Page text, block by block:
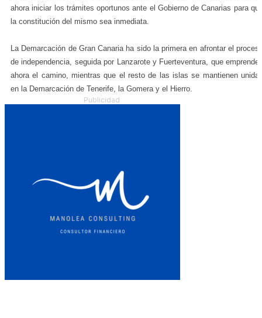
ahora iniciar los trámites oportunos ante el Gobierno de Canarias para
la constitución del mismo sea inmediata.
La Demarcación de Gran Canaria ha sido la primera en afrontar el
de independencia, seguida por Lanzarote y Fuerteventura, que
ahora el camino, mientras que el resto de las islas se mantienen
en la Demarcación de Tenerife, la Gomera y el Hierro.
Publicidad